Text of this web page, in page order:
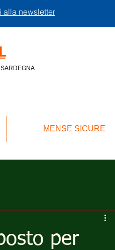
alla newsletter
MENSE SICURE
per